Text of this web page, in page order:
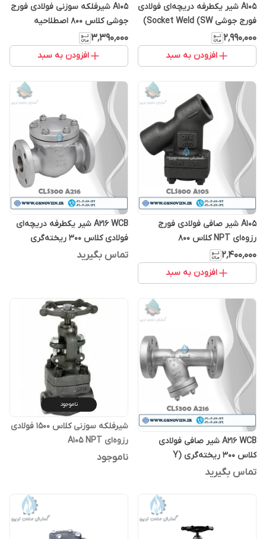
A105 شیر یکطرفه دریچه‌ای فولادی
فورج جوشی Socket Weld (SW)
کلاس 80۰
۲٬۹۹۰٬۰۰۰
افزودن به سبد
A105 شیرفلکه سوزنی فولادی فورج
جوشی کلاس 800 اصطلاحیه
۳٬۳۹۰٬۰۰۰
افزودن به سبد
A105 شیر صافی فولادی فورج
رزوه‌ای NPT کلاس 80۰
۲٬۴۰۰٬۰۰۰
افزودن به سبد
A216 WCB شیر یکطرفه دریچه‌ای
فولادی کلاس 300 ریخته‌گری
تماس بگیرید
A216 WCB شیر صافی فولادی
کلاس 300 ریخته‌گری (Y
Strainer)
تماس بگیرید
ناموجود
شیرفلکه سوزنی کلاس ۱۵۰۰ فولادی
رزوه‌ای A105 NPT
ناموجود